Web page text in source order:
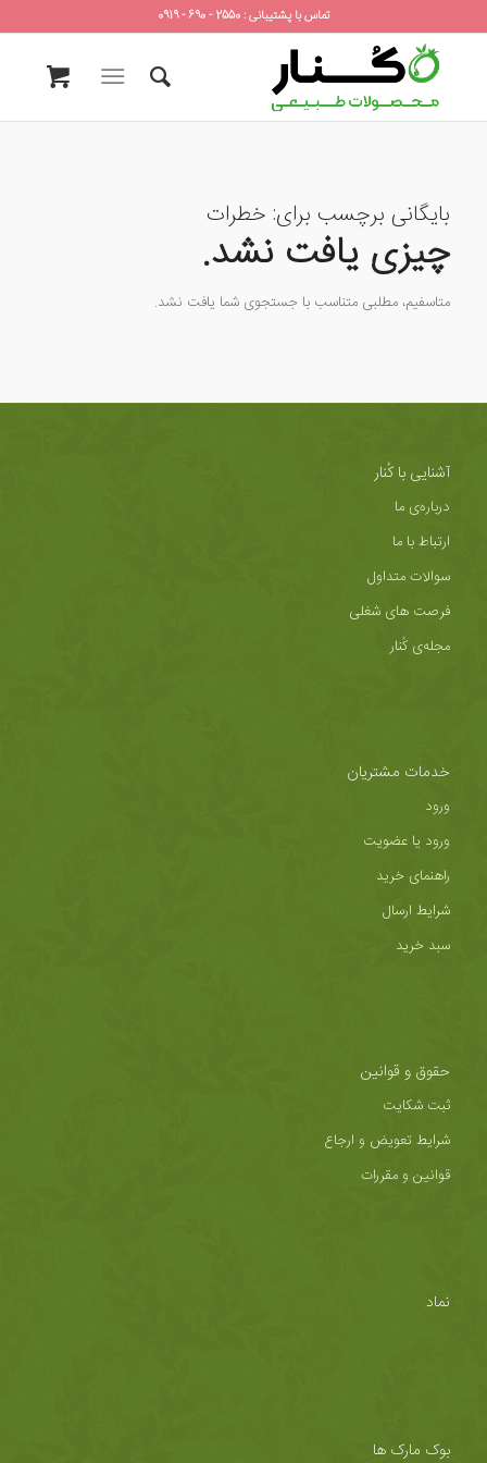
تماس با پشتیبانی : 2550 - 690 - 0919
بایگانی برچسب برای: خطرات
چیزی یافت نشد.
متاسفیم، مطلبی متناسب با جستجوی شما یافت نشد.
آشنایی با کُنار
درباره‌ی ما
ارتباط با ما
سوالات متداول
فرصت های شغلی
مجله‌ی کُنار
خدمات مشتریان
ورود
ورود یا عضویت
راهنمای خرید
شرایط ارسال
سبد خرید
حقوق و قوانین
ثبت شکایت
شرایط تعویض و ارجاع
قوانین و مقررات
نماد
بوک مارک ها